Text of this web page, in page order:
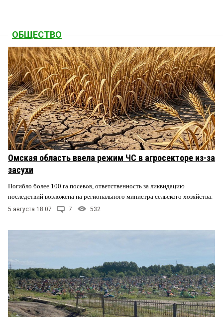
ОБЩЕСТВО
Омская область ввела режим ЧС в агросекторе из-за
засухи
Погибло более 100 га посевов, ответственность за ликвидацию
последствий возложена на регионального министра сельского хозяйства.
5 августа 18:07 7 532